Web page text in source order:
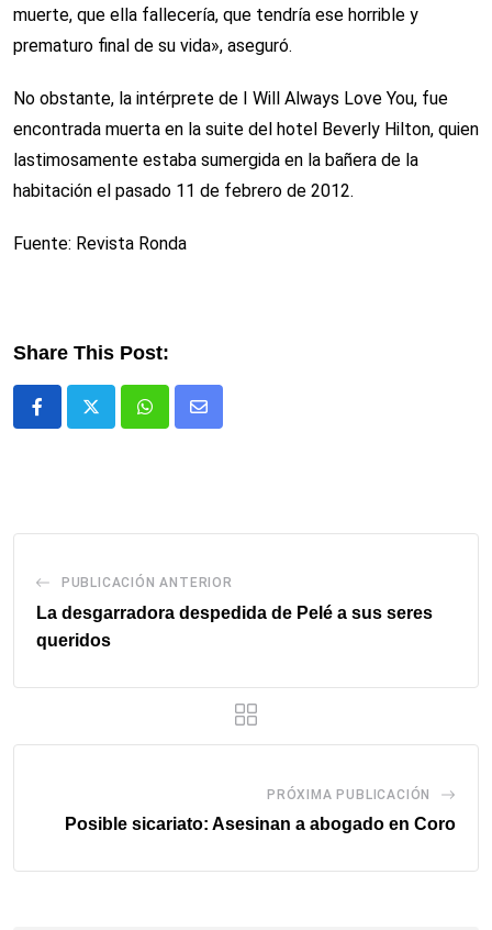
muerte, que ella fallecería, que tendría ese horrible y
prematuro final de su vida», aseguró.
No obstante, la intérprete de I Will Always Love You, fue
encontrada muerta en la suite del hotel Beverly Hilton, quien
lastimosamente estaba sumergida en la bañera de la
habitación el pasado 11 de febrero de 2012.
Fuente: Revista Ronda
Share This Post:
WhatsappComparte
PUBLICACIÓN ANTERIOR
La desgarradora despedida de Pelé a sus seres
queridos
PRÓXIMA PUBLICACIÓN
Posible sicariato: Asesinan a abogado en Coro